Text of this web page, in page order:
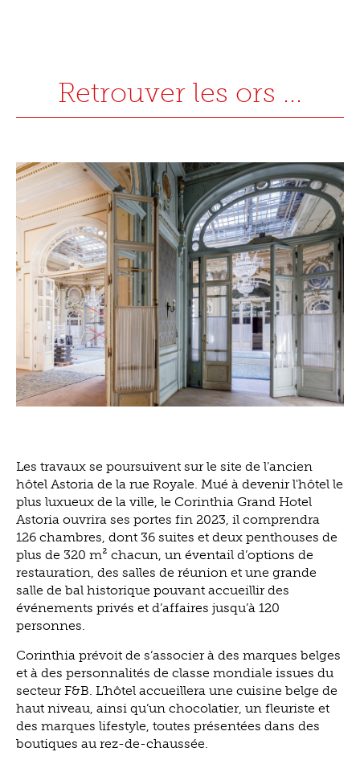
Retrouver les ors ...
Les travaux se poursuivent sur le site de l’ancien
hôtel Astoria de la rue Royale. Mué à devenir l'hôtel le
plus luxueux de la ville, le Corinthia Grand Hotel
Astoria ouvrira ses portes fin 2023, il comprendra
126 chambres, dont 36 suites et deux penthouses de
plus de 320 m² chacun, un éventail d’options de
restauration, des salles de réunion et une grande
salle de bal historique pouvant accueillir des
événements privés et d’affaires jusqu’à 120
personnes.
Corinthia prévoit de s’associer à des marques belges
et à des personnalités de classe mondiale issues du
secteur F&B. L’hôtel accueillera une cuisine belge de
haut niveau, ainsi qu’un chocolatier, un fleuriste et
des marques lifestyle, toutes présentées dans des
boutiques au rez-de-chaussée.